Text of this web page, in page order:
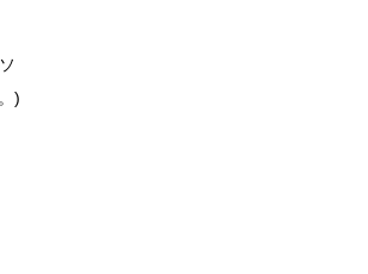
)